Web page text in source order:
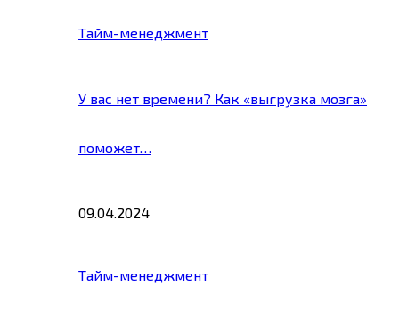
Тайм-менеджмент
У вас нет времени? Как «выгрузка мозга»
поможет…
09.04.2024
Тайм-менеджмент